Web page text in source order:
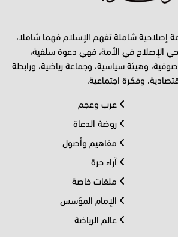
إصلاحية شاملة تفهم الإسلام فهما شاملا،
الإصلاح في الأمة، فهي دعوة سلفية،
وهيئة سياسية، وجماعة رياضية، ورابطة
وفكرة اجتماعية.
عرب وعجم
روضة الدعاة
مفاهيم وأصول
آراء حرة
ملفات خاصة
الإمام المؤسس
عالم الرياضة